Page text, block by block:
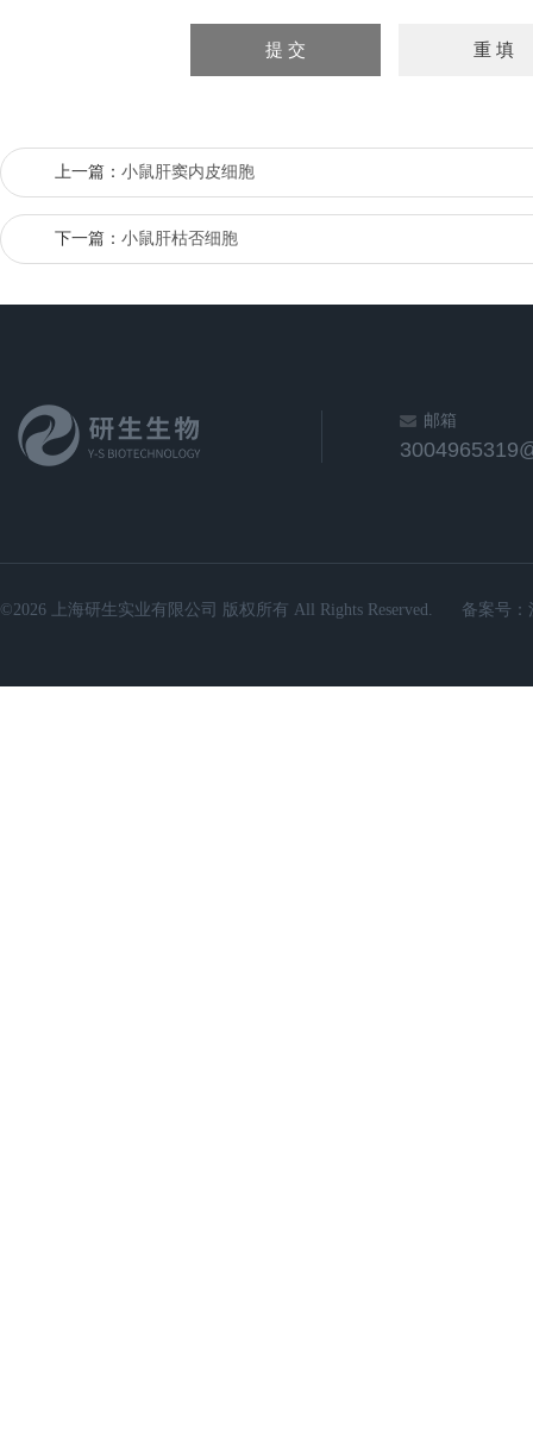
上一篇： 小鼠肝窦内皮细胞
下一篇： 小鼠肝枯否细胞
邮箱
©2026 上海研生实业有限公司 版权所有 All Rights Reserved. 备案号：